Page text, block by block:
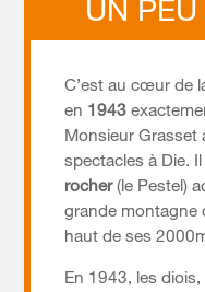
UN
C’est au cœur de
en 1943
Monsieur Grasset
spectacles à Die. Il
rocher(le Pestel)
grande montagne
haut de ses
En 1943, les